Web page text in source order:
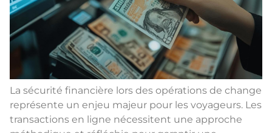
La sécurité financière lors des opérations de change
représente un enjeu majeur pour les voyageurs. Les
transactions en ligne nécessitent une approche